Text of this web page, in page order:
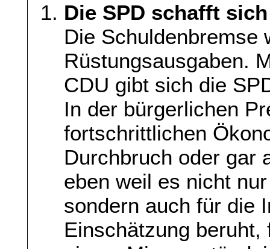
Die SPD schafft
Die Schuldenbremse
Rüstungsausgaben.
CDU gibt sich die
In der bürgerlichen
fortschrittlichen
Durchbruch oder gar
eben weil es nicht
sondern auch für die
Einschätzung